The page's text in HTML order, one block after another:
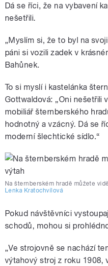
Kratochvílová
pause
Dá se říci, že na vybavení
nešetřili.
„Myslím si, že to byl na
páni si vozili zadek v
Bahůnek.
To si myslí i kastelánka
Gottwaldová: „Oni nešetřili
mobiliář šternberského
hodnotný a vzácný. Dá se
moderní šlechtické sídlo.“
Na šternberském hradě můžete
Lenka Kratochvílová
Pokud návštěvníci
schodů, mohou si
„Ve strojovně se nachází
výtahový stroj z roku 1908,